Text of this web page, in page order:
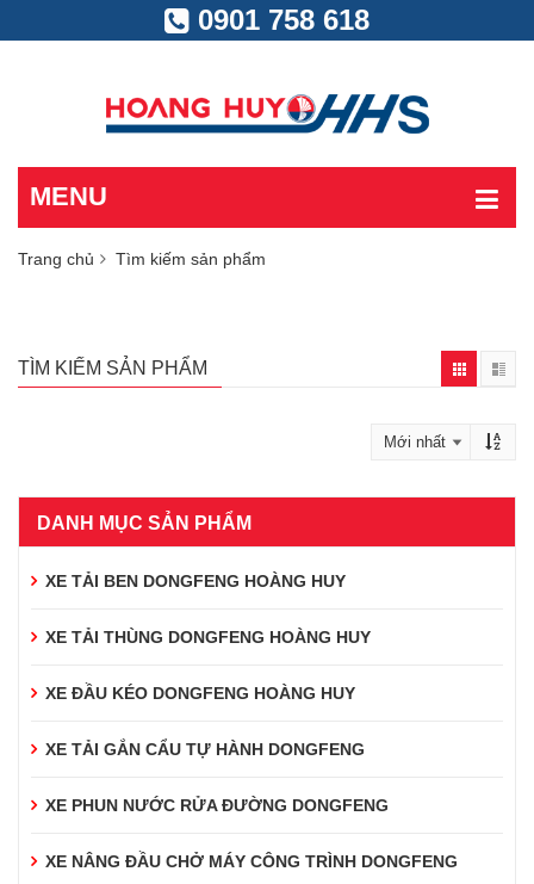
0901 758 618
MENU
Trang chủ Tìm kiếm sản phẩm
TÌM KIẾM SẢN PHẨM
DANH MỤC SẢN PHẨM
XE TẢI BEN DONGFENG HOÀNG HUY
XE TẢI THÙNG DONGFENG HOÀNG HUY
XE ĐẦU KÉO DONGFENG HOÀNG HUY
XE TẢI GẮN CẨU TỰ HÀNH DONGFENG
XE PHUN NƯỚC RỬA ĐƯỜNG DONGFENG
XE NÂNG ĐẦU CHỞ MÁY CÔNG TRÌNH DONGFENG